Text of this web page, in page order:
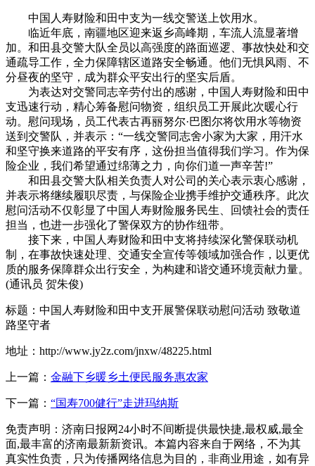
中国人寿财险和田中支为一线交警送上饮用水。
临近年底，南疆地区迎来返乡高峰期，车流人流显著增
加。和田县交警大队全员以高强度的路面巡逻、事故快处和交
通疏导工作，全力保障辖区道路安全畅通。他们无惧风雨、不
分昼夜的坚守，成为群众平安出行的坚实后盾。
为表达对交警同志辛劳付出的感谢，中国人寿财险和田中
支迅速行动，精心筹备慰问物资，组织员工开展此次暖心行
动。慰问现场，员工代表古再丽努尔·巴图尔将饮用水等物资
送到交警队，并表示：“一线交警同志舍小家为大家，用汗水
和坚守换来道路的平安有序，这份担当值得我们学习 。作为保
险企业，我们希望通过绵薄之力，向你们道一声辛苦!”
和田县交警大队相关负责人对公司的关心表示衷心感谢，
并表示将继续履职尽责，与保险企业携手维护交通秩序。此次
慰问活动不仅彰显了中国人寿财险服务民生、回馈社会的责任
担当，也进一步强化了警保双方的协作纽带。
接下来，中国人寿财险和田中支将持续深化警保联动机
制，在事故快速处理、交通安全宣传等领域加强合作，以更优
质的服务保障群众出行安全，为构建和谐交通环境贡献力量。
(通讯员 贺朱俊)
标题：中国人寿财险和田中支开展警保联动慰问活动 致敬道
路坚守者
地址：http://www.jy2z.com/jnxw/48225.html
上一篇： 金融下乡暖乡土便民服务惠农家
下一篇： “国寿700健行”走进玛纳斯
免责声明：济南日报网24小时不间断提供最快捷,最权威,最全
面,最丰富的济南最新新资讯。本篇内容来自于网络，不为其
真实性负责，只为传播网络信息为目的，非商业用途，如有异